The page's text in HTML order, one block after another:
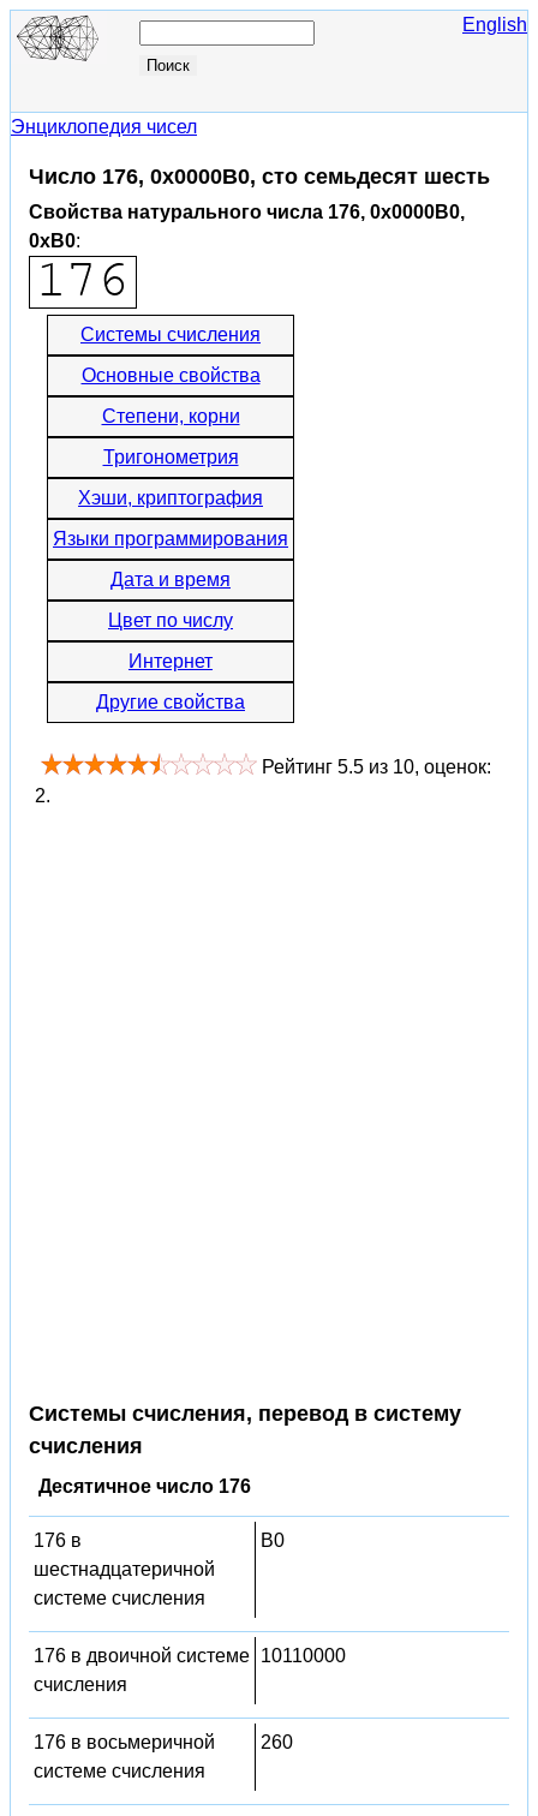
English
Энциклопедия чисел
Число 176, 0x0000B0, сто семьдесят шесть
Свойства натурального числа 176, 0x0000B0,
0xB0:
Системы счисления
Основные свойства
Степени, корни
Тригонометрия
Хэши, криптография
Языки программирования
Дата и время
Цвет по числу
Интернет
Другие свойства
Рейтинг 5.5 из 10, оценок:
2.
Системы счисления, перевод в систему
счисления
Десятичное число 176
176 в
шестнадцатеричной
системе счисления
B0
176 в двоичной системе
счисления
10110000
176 в восьмеричной
системе счисления
260